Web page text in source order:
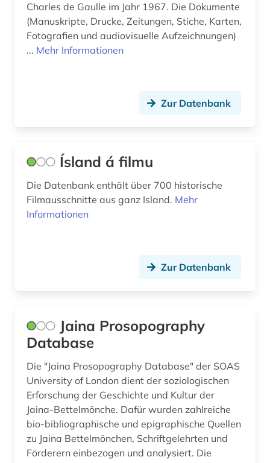
alte landesschule korbach (1)
alter orient (4)
altes buch (10)
altes testament (1)
altgutnisch (1)
altisländisch (1)
altkarte (1)
altnorwegisch (1)
altokzitanisch (2)
Moldawien (7)
Monaco (1)
Nordrhein-Westfalen (17)
Norwegen (81)
Palaestina (8)
Polen (51)
Portugal (8)
Rheinland-Pfalz (13)
Roemisches Reich (17)
Rumänien (14)
Charles de Gaulle im Jahr 1967. Die Dokumente
(Manuskripte, Drucke, Zeitungen, Stiche, Karten,
Fotografien und audiovisuelle Aufzeichnungen)
... Mehr Informationen
Zur Datenbank
Ísland á filmu
Die Datenbank enthält über 700 historische
Filmausschnitte aus ganz Island. Mehr
Informationen
Zur Datenbank
Jaina Prosopography
Database
Die "Jaina Prosopography Database" der SOAS
University of London dient der soziologischen
Erforschung der Geschichte und Kultur der
Jaina-Bettelmönche. Dafür wurden zahlreiche
bio-bibliographische und epigraphische Quellen
zu Jaina Bettelmönchen, Schriftgelehrten und
Förderern einbezogen und analysiert. Die